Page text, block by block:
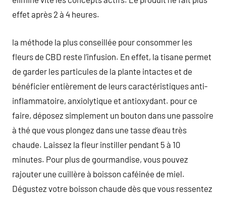
effet après 2 à 4 heures.
la méthode la plus conseillée pour consommer les
fleurs de CBD reste l’infusion. En effet, la tisane permet
de garder les particules de la plante intactes et de
bénéficier entièrement de leurs caractéristiques anti-
inflammatoire, anxiolytique et antioxydant. pour ce
faire, déposez simplement un bouton dans une passoire
à thé que vous plongez dans une tasse d’eau très
chaude. Laissez la fleur instiller pendant 5 à 10
minutes. Pour plus de gourmandise, vous pouvez
rajouter une cuillère à boisson caféinée de miel.
Dégustez votre boisson chaude dès que vous ressentez